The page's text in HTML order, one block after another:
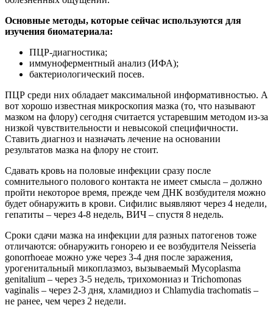
Основные методы, которые сейчас используются для
изучения биоматериала:
ПЦР-диагностика;
иммуноферментный анализ (ИФА);
бактериологический посев.
ПЦР среди них обладает максимальной информативностью. А
вот хорошо известная микроскопия мазка (то, что называют
мазком на флору) сегодня считается устаревшим методом из-за
низкой чувствительности и невысокой специфичности.
Ставить диагноз и назначать лечение на основании
результатов мазка на флору не стоит.
Сдавать кровь на половые инфекции сразу после
сомнительного полового контакта не имеет смысла – должно
пройти некоторое время, прежде чем ДНК возбудителя можно
будет обнаружить в крови. Сифилис выявляют через 4 недели,
гепатиты – через 4-8 недель, ВИЧ – спустя 8 недель.
Сроки сдачи мазка на инфекции для разных патогенов тоже
отличаются: обнаружить гонорею и ее возбудителя Neisseria
gonorrhoeae можно уже через 3-4 дня после заражения,
урогенитальный микоплазмоз, вызываемый Mycoplasma
genitalium – через 3-5 недель, трихомониаз и Trichomonas
vaginalis – через 2-3 дня, хламидиоз и Chlamydia trachomatis –
не ранее, чем через 2 недели.